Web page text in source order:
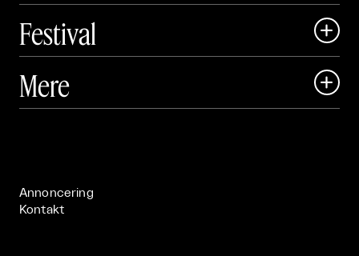
Festival

 Art Matter Festival
Mere 
Annoncering
Kontakt